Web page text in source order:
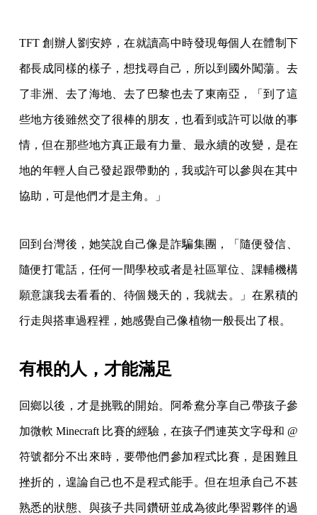
TFT 創辦人劉安婷，在就讀高中時發現每個人在體制下
都長成同樣的樣子，想找尋自己，所以到國外闖蕩。去
了非洲、去了海地、去了巴黎也去了東南亞，「到了這
些地方後雖然交了很棒的朋友，也看到或許可以做的事
情，但在那些地方真正最有力量、最永續的改變，是在
地的年輕人自己發起跟帶動的，我或許可以參與在其中
協助，可是他們才是主角。」
回到台灣後，她笑說自己像是詐騙集團，「隨便發信、
隨便打電話，任何一間學校或者是社區單位、課輔機構
願意讓我去看看的、待個幾天的，我就去。」在累積的
行走與搭車過程裡，她感覺自己像植物一般長出了根。
有根的人，才能滿足
回鄉以後，才是挑戰的開始。阿希鴦分享自己帶孩子參
加微軟 Minecraft 比賽的經驗，在孩子們連英文字母和 @
符號都分不出來時，要帶他們參加程式比賽，是困難且
挫折的，遑論自己也不是程式能手。但在坦承自己不甚
熟悉的狀態、與孩子共同鑽研並成為彼此學習夥伴的過